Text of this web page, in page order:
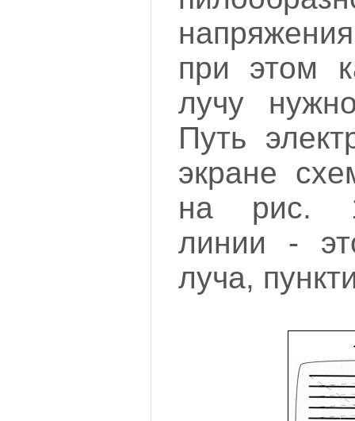
при этом
лучу
Путь
экране
на рис.
линии -
луча,